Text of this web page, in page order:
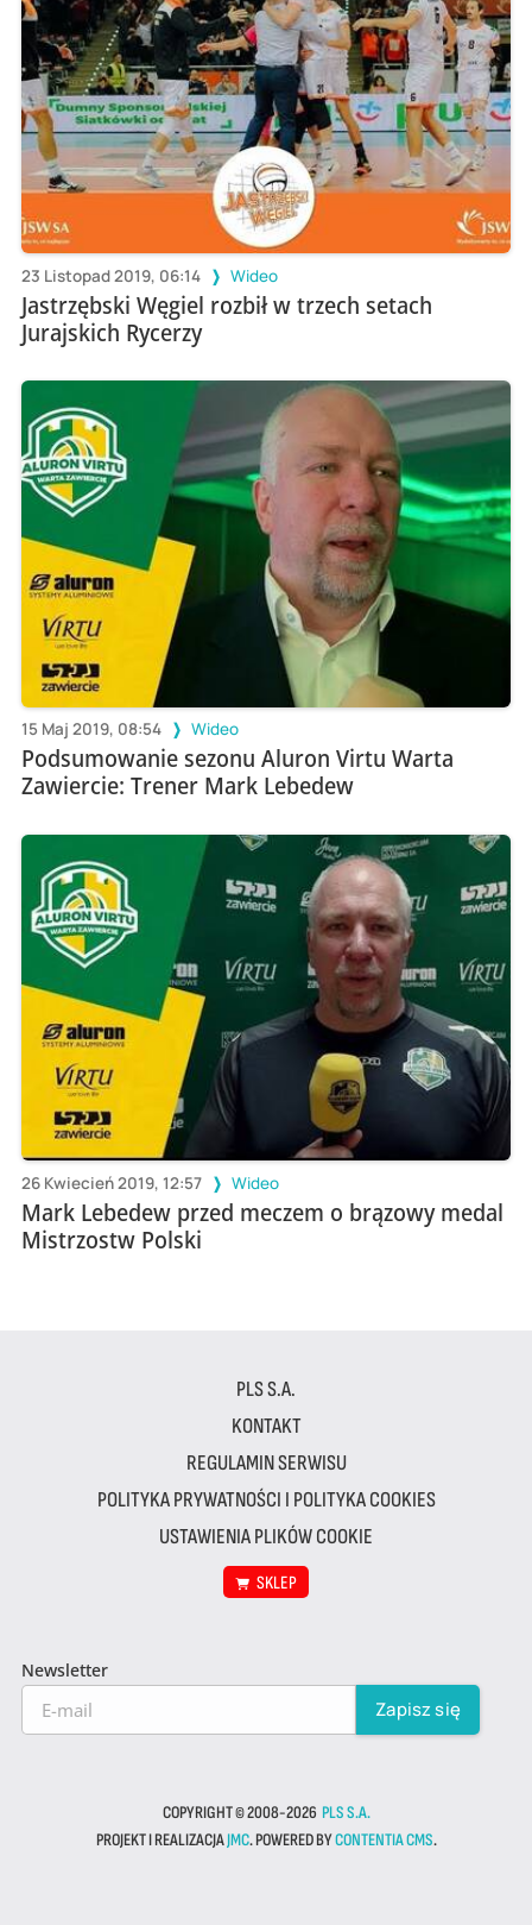
23 Listopad 2019, 06:14 Wideo
Jastrzębski Węgiel rozbił w trzech setach
Jurajskich Rycerzy
15 Maj 2019, 08:54 Wideo
Podsumowanie sezonu Aluron Virtu Warta
Zawiercie: Trener Mark Lebedew
26 Kwiecień 2019, 12:57 Wideo
Mark Lebedew przed meczem o brązowy medal
Mistrzostw Polski
PLS S.A.
KONTAKT
REGULAMIN SERWISU
POLITYKA PRYWATNOŚCI I POLITYKA COOKIES
USTAWIENIA PLIKÓW COOKIE
SKLEP
Newsletter
COPYRIGHT © 2008-2026 PLS S.A.
PROJEKT I REALIZACJAJMC. POWERED BYCONTENTIA CMS.